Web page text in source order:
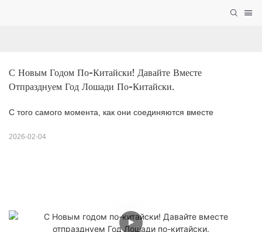
С Новым Годом По-Китайски! Давайте Вместе
Отпразднуем Год Лошади По-Китайски.
С того самого момента, как они соединяются вместе
2026-02-04